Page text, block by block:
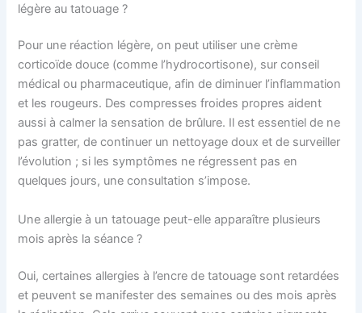
légère au tatouage ?
Pour une réaction légère, on peut utiliser une crème
corticoïde douce (comme l’hydrocortisone), sur conseil
médical ou pharmaceutique, afin de diminuer l’inflammation
et les rougeurs. Des compresses froides propres aident
aussi à calmer la sensation de brûlure. Il est essentiel de ne
pas gratter, de continuer un nettoyage doux et de surveiller
l’évolution ; si les symptômes ne régressent pas en
quelques jours, une consultation s’impose.
Une allergie à un tatouage peut-elle apparaître plusieurs
mois après la séance ?
Oui, certaines allergies à l’encre de tatouage sont retardées
et peuvent se manifester des semaines ou des mois après